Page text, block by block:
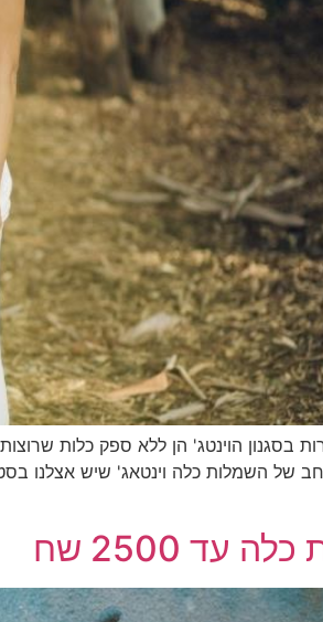
בסגנון הוינטג' הן ללא ספק כלות
של השמלות כלה וינטאג' שיש אצלנו
עד 2500 שח